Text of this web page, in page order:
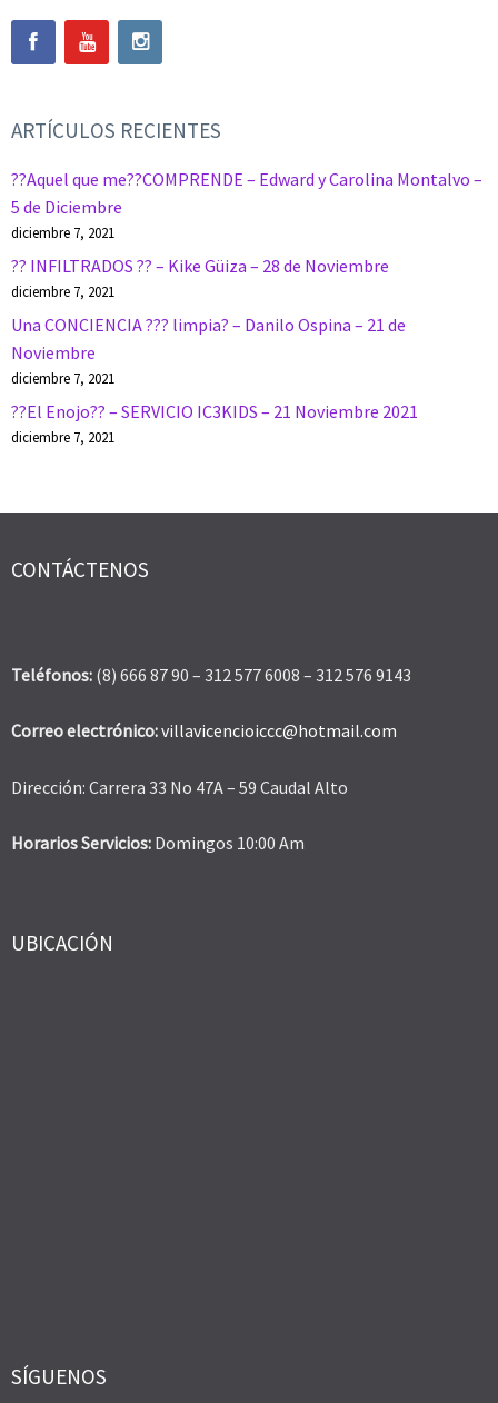
ARTÍCULOS RECIENTES
??Aquel que me??COMPRENDE – Edward y Carolina Montalvo –
5 de Diciembre
diciembre 7, 2021
?? INFILTRADOS ?? – Kike Güiza – 28 de Noviembre
diciembre 7, 2021
Una CONCIENCIA ??? limpia? – Danilo Ospina – 21 de
Noviembre
diciembre 7, 2021
??El Enojo?? – SERVICIO IC3KIDS – 21 Noviembre 2021
diciembre 7, 2021
CONTÁCTENOS
Teléfonos: (8) 666 87 90 – 312 577 6008 – 312 576 9143
Correo electrónico:villavicencioiccc@hotmail.com
Dirección: Carrera 33 No 47A – 59 Caudal Alto
Horarios Servicios: Domingos 10:00 Am
UBICACIÓN
SÍGUENOS